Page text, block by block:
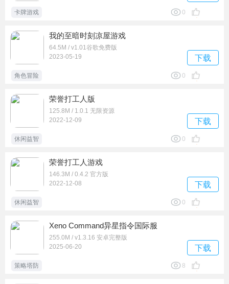
卡牌游戏 0
我的至暗时刻凉屋游戏
64.5M / v1.01谷歌免费版
2023-05-19
下载
角色冒险 0
荣誉打工人版
125.8M / 1.0.1 无限资源
2022-12-09
下载
休闲益智 0
荣誉打工人游戏
146.3M / 0.4.2 官方版
2022-12-08
下载
休闲益智 0
Xeno Command异星指令国际服
255.0M / v1.3.16 安卓完整版
2025-06-20
下载
策略塔防 8